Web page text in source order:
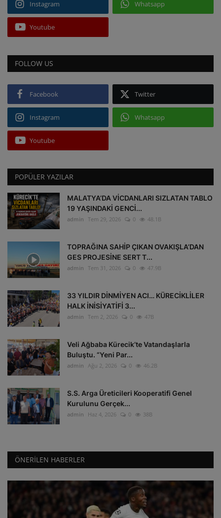
Instagram Whatsapp
Youtube
FOLLOW US
Facebook Twitter
Instagram Whatsapp
Youtube
POPÜLER YAZILAR
MALATYA’DA VİCDANLARI SIZLATAN TABLO
19 YAŞINDAKİ GENCİ...
admin Tem 29, 2026 0 48.1B
TOPRAĞINA SAHİP ÇIKAN OVAKIŞLA’DAN
GES PROJESİNE SERT T...
admin Tem 31, 2026 0 47.9B
33 YILDIR DİNMİYEN ACI… KÜRECİKLİLER
HALK İNİSİYATİFİ 3...
admin Tem 2, 2026 0 47B
Veli Ağbaba Kürecik’te Vatandaşlarla
Buluştu. “Yeni Par...
admin Ağu 2, 2026 0 46.2B
S.S. Arga Üreticileri Kooperatifi Genel
Kurulunu Gerçek...
admin Haz 4, 2026 0 38B
ÖNERILEN HABERLER